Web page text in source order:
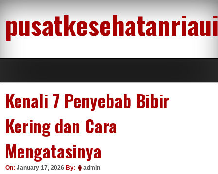
content
Kenali 7 Penyebab Bibir
Kering dan Cara
Mengatasinya
On: January 17, 2026 By: admin